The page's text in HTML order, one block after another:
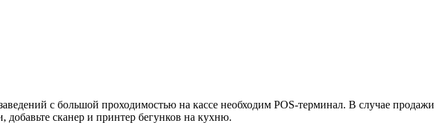
с большой проходимостью на кассе необходим POS-терминал. В случае продажи
сканер и принтер бегунков на кухню.